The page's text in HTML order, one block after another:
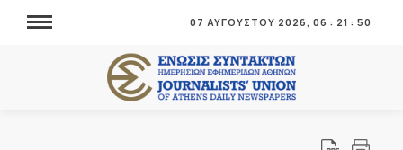
07 ΑΥΓΟΥΣΤΟΥ 2026, 06 : 21 : 51